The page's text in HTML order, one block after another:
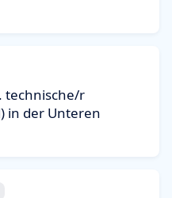
technische/r
in der Unteren